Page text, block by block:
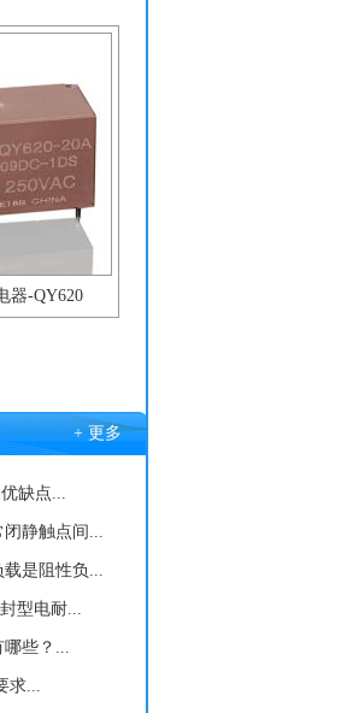
器-QY620
+ 更多
缺点...
静触点间...
是阻性负...
型电耐...
哪些？...
求...